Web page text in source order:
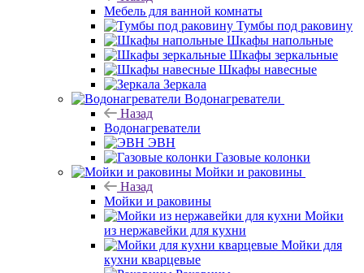
Мебель для ванной комнаты
Тумбы под раковину
Шкафы напольные
Шкафы зеркальные
Шкафы навесные
Зеркала
Водонагреватели
Назад
Водонагреватели
ЭВН
Газовые колонки
Мойки и раковины
Назад
Мойки и раковины
Мойки
из нержавейки для кухни
Мойки для
кухни кварцевые